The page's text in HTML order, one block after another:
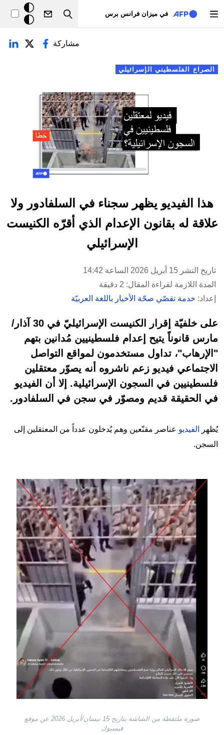
في ميزان فرانس برس
Search
خلفيّة
داكنة
التبويبات الأساسية
الصراع الفلسطيني الإسرائيلي
مشاركة
هذا الفيديو يظهر سجناء في السلفادور ولا
علاقة له بقانون الإعدام الذي أقرّه الكنيست
الإسرائيلي
تاريخ النشر 15 أبريل 2026 الساعة 14:42
المدة اللازمة لقراءة المقال: 2 دقيقة
إعداد: خدمة تقصّي صحّة الأخبار باللغة العربيّة
على خلفيّة إقرار الكنيست الإسرائيليّ في 30 آذار/
مارس قانوناً يتيح إعدام فلسطينيين مُدانين بتهم
"الإرهاب"، تداول مستخدمون لمواقع التواصل
الاجتماعي فيديو زعم ناشروه أنه يصوّر معتقلين
فلسطينيين في السجون الإسرائيلية. إلا أن الفيديو
في الحقيقة قديم ومصوّر في سجن في السلفادور.
يُظهر الفيديو عناصر مقنّعين وهم يُدخلون عدداً من المعتقلين إلى
السجن.
Image
صورة ملتقطة من الشاشة بتاريخ 15 نيسان/أبريل 2026 عن موقع
فيسبوك